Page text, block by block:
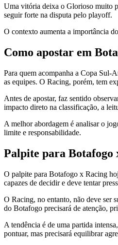
Uma vitória deixa o Glorioso muito
seguir forte na disputa pelo playoff.
O contexto aumenta a importância
Como apostar em
Para quem acompanha a Copa Sul-
as equipes. O Racing, porém, tem
Antes de apostar, faz sentido
impacto direto na classificação, a
A melhor abordagem é analisar o
limite e responsabilidade.
Palpite para Botafogo
O palpite para Botafogo x Racing
capazes de decidir e deve tentar
O Racing, no entanto, não deve ser
do Botafogo precisará de atenção,
A tendência é de uma partida
pontuar, mas precisará equilibrar